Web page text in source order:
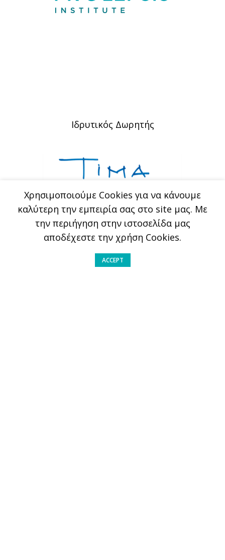
Ιδρυτικός Δωρητής
Σε συνεργασία με
Xρησιμοποιούμε Cookies για να κάνουμε
καλύτερη την εμπειρία σας στο site μας. Με
την περιήγηση στην ιστοσελίδα μας
αποδέχεστε την χρήση Cookies.
ACCEPT